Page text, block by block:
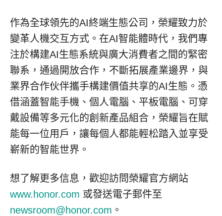
作為全球領先的AI終端生態公司，榮耀致力於
變革人機交互方式。在AI智能體時代，我們專
注於構建AI生態系統與廣大消費者之間的緊密
聯系，通過開放合作，不斷拓展產業邊界，與
業界合作伙伴攜手構建價值共享的AI生態。憑
借涵蓋智能手機、個人電腦、平板電腦、可穿
戴設備等多元化的創新產品組合，榮耀旨在賦
能每一位用戶，讓每個人都能輕松踏入並享受
嶄新的智能世界。
想了解更多信息，歡迎訪問榮耀官方網站
www.honor.com 或發送電子郵件至
newsroom@honor.com 。